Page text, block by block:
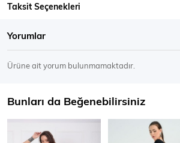
Taksit Seçenekleri
Yorumlar
Ürüne ait yorum bulunmamaktadır.
Bunları da Beğenebilirsiniz